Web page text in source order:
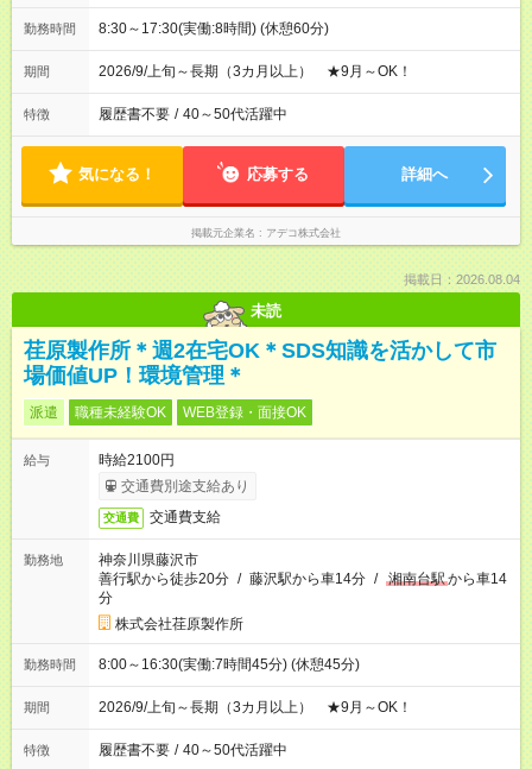
勤務時間 8:30～17:30(実働:8時間) (休憩60分)
期間 2026/9/上旬～長期（3カ月以上） ★9月～OK！
特徴 履歴書不要 / 40～50代活躍中
気になる！ 応募する 詳細へ
掲載元企業名 アデコ株式会社
掲載日：2026.08.04
未読
荏原製作所＊週2在宅OK＊SDS知識を活かして市
場価値UP！環境管理＊
派遣 職種未経験OK WEB登録・面接OK
給与
時給2100円
交通費別途支給あり
交通費 交通費支給
勤務地
神奈川県藤沢市
善行駅から徒歩20分 / 藤沢駅から車14分 / 湘南台駅から車14
分
株式会社荏原製作所
勤務時間 8:00～16:30(実働:7時間45分) (休憩45分)
期間 2026/9/上旬～長期（3カ月以上） ★9月～OK！
特徴 履歴書不要 / 40～50代活躍中